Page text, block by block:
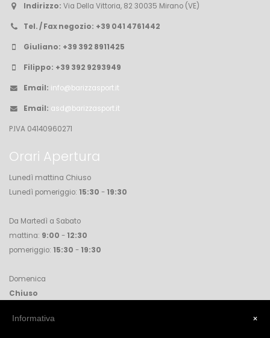
Indirizzo: Via Della Vittoria, 82 30035 Mirano (VE)
Tel. / Fax negozio: +39 041 4761442
Giuliano: +39 392 8911425
Filippo: +39 392 9293949
Email: info@barizzasport.it
Email: asd@barizzasport.it
P.IVA 04140960271
Orari Apertura
Lunedì mattina Chiuso
Lunedì pomeriggio: 15:30 - 19:30
Da Martedì a Sabato
mattina: 9:00 - 12:30
pomeriggio: 15:30 - 19:30
Domenica
Chiuso
×
Informativa